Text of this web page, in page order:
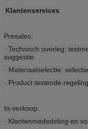
Klantenservices
Presales:
· Technisch overleg:
suggestie.
· Materiaalselectie:
· Product testende regeling.
In-verkoop:
· Klantenmededeling en